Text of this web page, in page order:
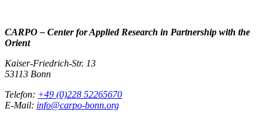
CARPO – Center for Applied Research in Partnership with the
Orient
Kaiser-Friedrich-Str. 13
53113 Bonn
Telefon: +49 (0)228 52265670
E-Mail: info@carpo-bonn.org